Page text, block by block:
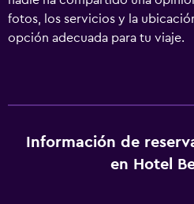
fotos, los servicios y la
opción adecuada para tu viaje.
Información de
en Hotel